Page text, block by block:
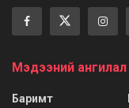
Мэдээний ангилал
Баримт